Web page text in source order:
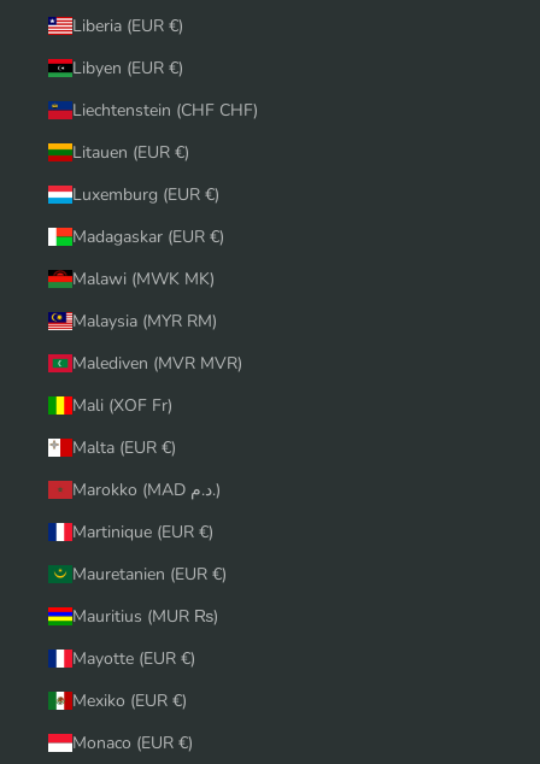
Liberia (EUR €)
Libyen (EUR €)
Liechtenstein (CHF CHF)
Litauen (EUR €)
Luxemburg (EUR €)
Madagaskar (EUR €)
Malawi (MWK MK)
Malaysia (MYR RM)
Malediven (MVR MVR)
Mali (XOF Fr)
Malta (EUR €)
Marokko (MAD د.م.)
Martinique (EUR €)
Mauretanien (EUR €)
Mauritius (MUR ₨)
Mayotte (EUR €)
Mexiko (EUR €)
Monaco (EUR €)